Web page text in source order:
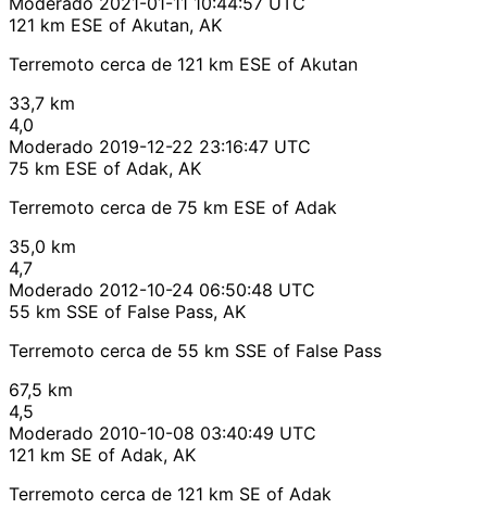
121 km ESE of Akutan, AK
Terremoto cerca de 121 km ESE of Akutan
33,7 km
4,0
Moderado 2019-12-22 23:16:47 UTC
75 km ESE of Adak, AK
Terremoto cerca de 75 km ESE of Adak
35,0 km
4,7
Moderado 2012-10-24 06:50:48 UTC
55 km SSE of False Pass, AK
Terremoto cerca de 55 km SSE of False Pass
67,5 km
4,5
Moderado 2010-10-08 03:40:49 UTC
121 km SE of Adak, AK
Terremoto cerca de 121 km SE of Adak